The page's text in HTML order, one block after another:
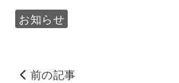
お知らせ
前の記事